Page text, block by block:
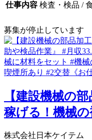
仕事内容 検査・検品 /
募集が停止しています
【建設機械の
稼げる！機械の
株式会社日本ケイテム